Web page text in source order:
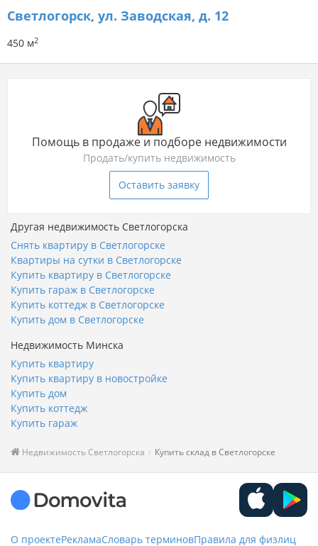
Светлогорск, ул. Заводская, д. 12
450 м2
Помощь в продаже и подборе недвижимости
Продать/купить недвижимость
Оставить заявку
Другая недвижимость Светлогорска
Снять квартиру в Светлогорске
Квартиры на сутки в Светлогорске
Купить квартиру в Светлогорске
Купить гараж в Светлогорске
Купить коттедж в Светлогорске
Купить дом в Светлогорске
Недвижимость Минска
Купить квартиру
Купить квартиру в новостройке
Купить дом
Купить коттедж
Купить гараж
Недвижимость Светлогорска Купить склад в Светлогорске
О проектеРекламаСловарь терминовПравила для физлиц